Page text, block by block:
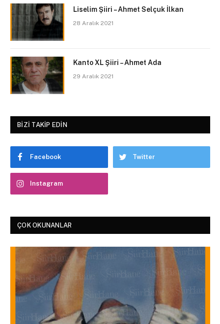
Liselim Şiiri – Ahmet Selçuk İlkan
28 Aralık 2021
Kanto XL Şiiri – Ahmet Ada
29 Aralık 2021
BIZI TAKIP EDIN
Facebook Twitter
Instagram
ÇOK OKUNANLAR